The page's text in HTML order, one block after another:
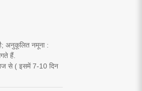
है; अनुकूलित नमूना :
हैं.
से ( इसमें 7-10 दिन